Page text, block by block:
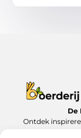
De
Ontdek